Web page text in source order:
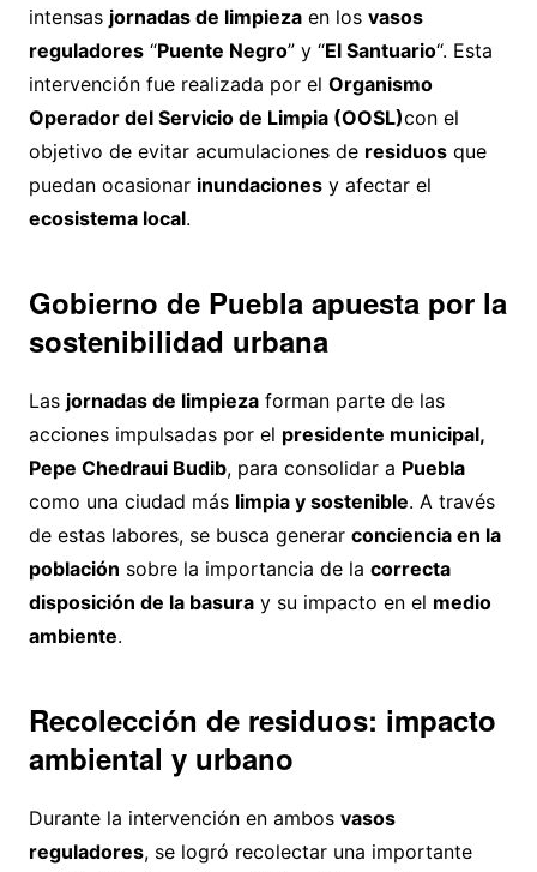
intensas jornadas de limpiezaen los vasos
reguladores“Puente Negro” y “El Santuario“. Esta
intervención fue realizada por el Organismo
Operador del Servicio de Limpia (OOSL)con el
objetivo de evitar acumulaciones de residuosque
puedan ocasionar inundacionesy afectar el
ecosistema local.
Gobierno de Puebla apuesta por la
sostenibilidad urbana
Las jornadas de limpiezaforman parte de las
acciones impulsadas por el presidente municipal,
Pepe Chedraui Budib, para consolidar a Puebla
como una ciudad más limpia y sostenible. A través
de estas labores, se busca generar conciencia en la
población sobre la importancia de la correcta
disposición de la basuray su impacto en el medio
ambiente.
Recolección de residuos: impacto
ambiental y urbano
Durante la intervención en ambos vasos
reguladores, se logró recolectar una importante